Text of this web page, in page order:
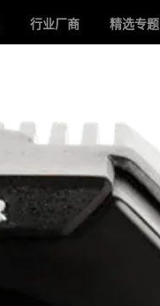
行业厂商 精选专题